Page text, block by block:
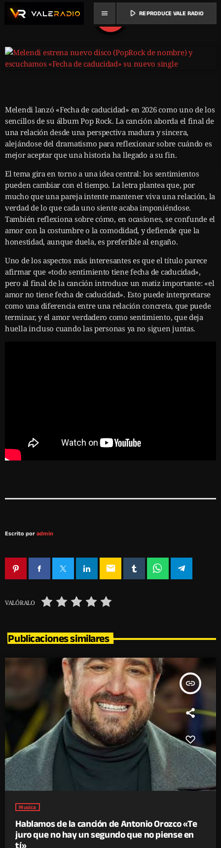
menu play_arrow REPRODUCE VALE RADIO
share
email
Melendi lanzó «Fecha de caducidad» en 2026 como uno de los
sencillos de su álbum Pop Rock. La canción aborda el final de
una relación desde una perspectiva madura y sincera,
alejándose del dramatismo para reflexionar sobre cuándo es
mejor aceptar que una historia ha llegado a su fin.
El tema gira en torno a una idea central: los sentimientos
pueden cambiar con el tiempo. La letra plantea que, por
mucho que una pareja intente mantener viva una relación, la
verdad de lo que cada uno siente acaba imponiéndose.
También reflexiona sobre cómo, en ocasiones, se confunde el
amor con la costumbre o la comodidad, y defiende que la
honestidad, aunque duela, es preferible al engaño.
Uno de los aspectos más interesantes es que el título parece
afirmar que «todo sentimiento tiene fecha de caducidad»,
pero al final de la canción introduce un matiz importante: «el
amor no tiene fecha de caducidad». Esto puede interpretarse
como una diferencia entre una relación concreta, que puede
terminar, y el amor verdadero como sentimiento, que deja
huella incluso cuando las personas ya no siguen juntas.
Escrito por admin
email
VALÓRALO
Publicaciones similares
insert_link
Musica
Hablamos de la canción de Antonio Orozco «Te
juro que no hay un segundo que no piense en
tí»